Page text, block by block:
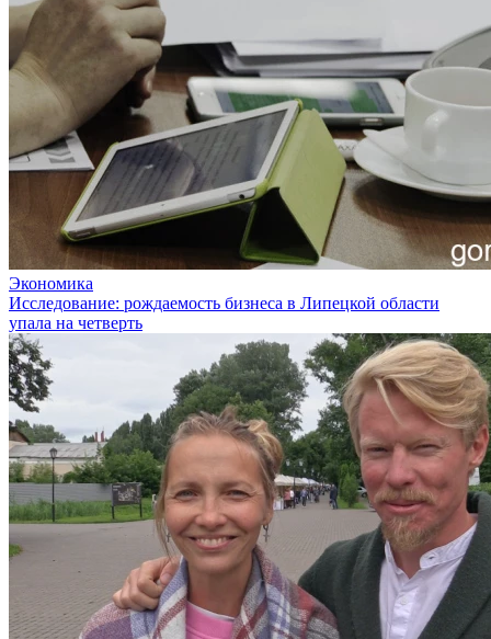
Экономика
Исследование: рождаемость бизнеса в Липецкой области
упала на четверть